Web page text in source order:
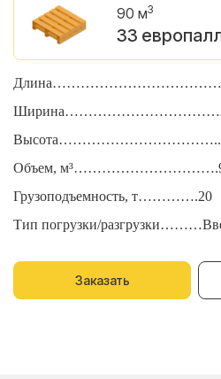
90 м3
33
Объем,
Грузоподъемность, т………….20
Тип погрузки/
Заказать